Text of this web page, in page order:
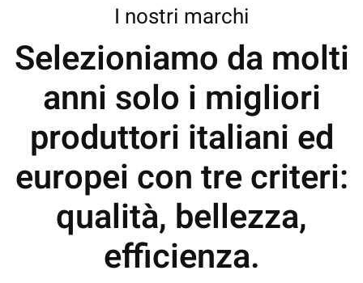
I nostri marchi
Selezioniamo da molti
anni solo i migliori
produttori italiani ed
europei con tre criteri:
qualità, bellezza,
efficienza.